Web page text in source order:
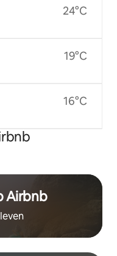
24°C
19°C
16°C
Airbnb